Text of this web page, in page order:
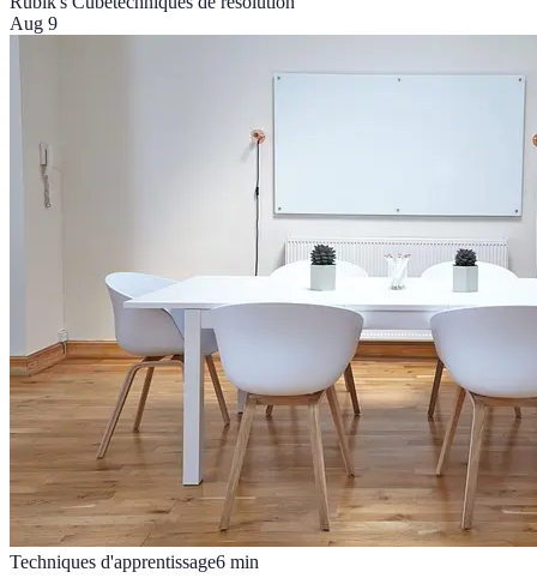
Aug 9
Techniques d'apprentissage6 min